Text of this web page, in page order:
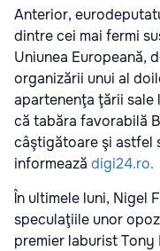
Anterior,
dintre cei mai fermi
Uniunea Europeană,
organizării unui al
apartenenţa ţării sale
că tabăra favorabilă
câştigătoare şi astfel
informează digi24.ro.
În ultimele luni, Nigel
speculaţiile unor
premier laburist